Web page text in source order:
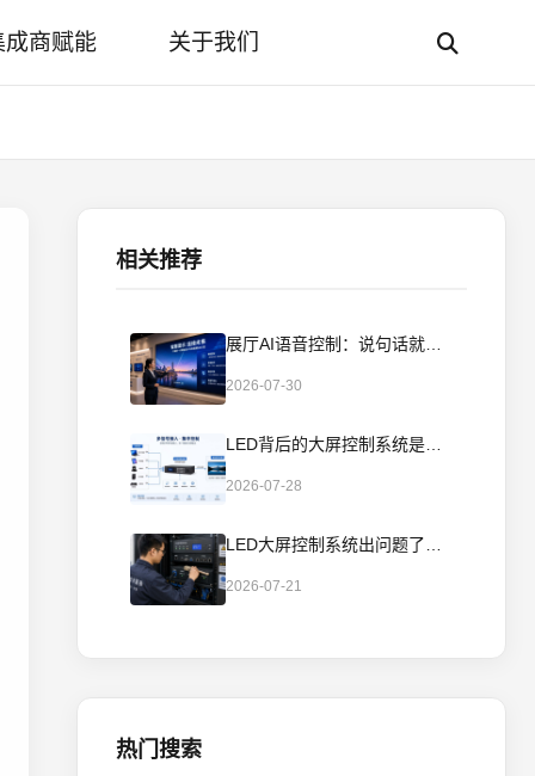
成商赋能 关于我们
相关推荐
2026-07-30
2026-07-28
2026-07-21
热门搜索